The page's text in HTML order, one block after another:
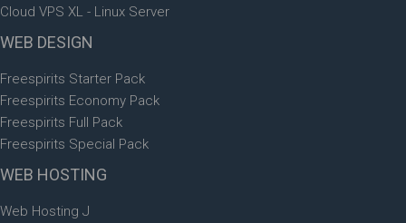
Cloud VPS XL - Linux Server
WEB DESIGN
Freespirits Starter Pack
Freespirits Economy Pack
Freespirits Full Pack
Freespirits Special Pack
WEB HOSTING
Web Hosting J